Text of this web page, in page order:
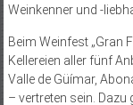
Weinkenner und -
Beim Weinfest „Gran
Kellereien aller fünf
Valle de Güímar,
– vertreten sein.